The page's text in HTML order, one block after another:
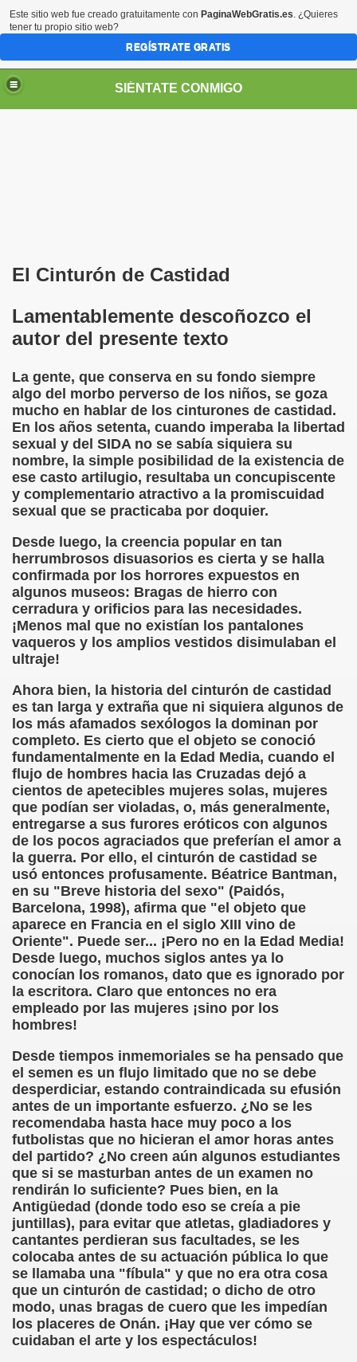
SIÉNTATE CONMIGO
El Cinturón de Castidad
Lamentablemente descoñozco el
autor del presente texto
La gente, que conserva en su fondo siempre
algo del morbo perverso de los niños, se goza
mucho en hablar de los cinturones de castidad.
En los años setenta, cuando imperaba la libertad
sexual y del SIDA no se sabía siquiera su
nombre, la simple posibilidad de la existencia de
ese casto artilugio, resultaba un concupiscente
y complementario atractivo a la promiscuidad
sexual que se practicaba por doquier.
Desde luego, la creencia popular en tan
herrumbrosos disuasorios es cierta y se halla
confirmada por los horrores expuestos en
algunos museos: Bragas de hierro con
cerradura y orificios para las necesidades.
¡Menos mal que no existían los pantalones
vaqueros y los amplios vestidos disimulaban el
ultraje!
Ahora bien, la historia del cinturón de castidad
es tan larga y extraña que ni siquiera algunos de
los más afamados sexólogos la dominan por
completo. Es cierto que el objeto se conoció
fundamentalmente en la Edad Media, cuando el
flujo de hombres hacia las Cruzadas dejó a
cientos de apetecibles mujeres solas, mujeres
que podían ser violadas, o, más generalmente,
entregarse a sus furores eróticos con algunos
de los pocos agraciados que preferían el amor a
la guerra. Por ello, el cinturón de castidad se
usó entonces profusamente. Béatrice Bantman,
en su "Breve historia del sexo" (Paidós,
Barcelona, 1998), afirma que "el objeto que
aparece en Francia en el siglo XIII vino de
Oriente". Puede ser... ¡Pero no en la Edad Media!
Desde luego, muchos siglos antes ya lo
conocían los romanos, dato que es ignorado por
la escritora. Claro que entonces no era
empleado por las mujeres ¡sino por los
hombres!
Desde tiempos inmemoriales se ha pensado que
el semen es un flujo limitado que no se debe
desperdiciar, estando contraindicada su efusión
antes de un importante esfuerzo. ¿No se les
recomendaba hasta hace muy poco a los
futbolistas que no hicieran el amor horas antes
del partido? ¿No creen aún algunos estudiantes
que si se masturban antes de un examen no
rendirán lo suficiente? Pues bien, en la
Antigüedad (donde todo eso se creía a pie
juntillas), para evitar que atletas, gladiadores y
cantantes perdieran sus facultades, se les
colocaba antes de su actuación pública lo que
se llamaba una "fíbula" y que no era otra cosa
que un cinturón de castidad; o dicho de otro
modo, unas bragas de cuero que les impedían
los placeres de Onán. ¡Hay que ver cómo se
cuidaban el arte y los espectáculos!
(Camilo José Cela)
de Texto)
Gallego)
Blanco)
Boccaccio, El Decamerón)
Siglo XVII, Anónimo)
de Favara (Josep Bernat i Baldoví, en valencià)
y Viceversa
Lesbianismo
Inquisitoriales, 1599-1712)
(Alfred de Musset)
Ruiz de Ríos)
Señor de Puerto Rico (Anónimo)
de las Adivinanzas
Culo (Francisco de Quevedo)
fragmento (Abate de Voisenon)
de la Bretonne)
Este sitio web fue creado gratuitamente con PaginaWebGratis.es. ¿Quieres
tener tu propio sitio web?
REGÍSTRATE GRATIS